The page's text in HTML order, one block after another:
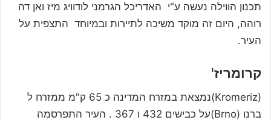
תכנון הווילה נעשה ע"י האדריכל הגרמני לודוויג מיז ואן דה
רוהה, היום זה מוקד משיכה לתיירות ובמיוחד התצפית על
העיר.
קרומריז'
(Kromeriz)נמצאת במזרח המדינה כ 65 ק"מ ממזרח ל
ברנו (Brno)על כבישים 432 ו 367 . העיר התפרסמה